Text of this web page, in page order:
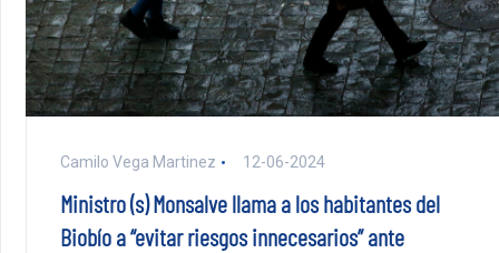
Camilo Vega Martinez 12-06-2024
Ministro (s) Monsalve llama a los habitantes del
Biobío a “evitar riesgos innecesarios” ante